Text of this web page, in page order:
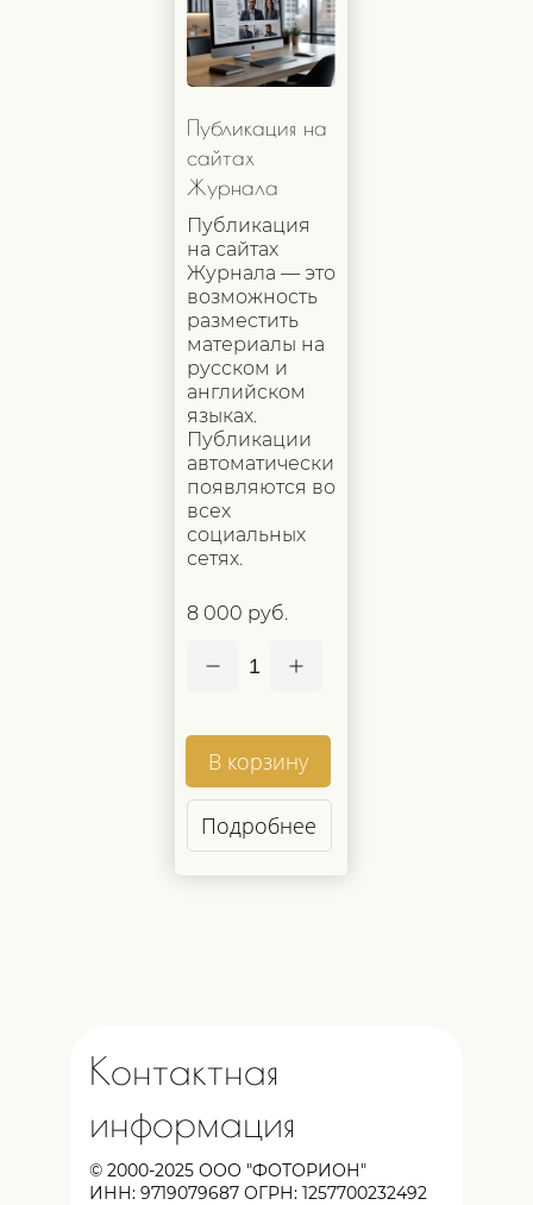
Публикация на
сайтах
Журнала
Публикация
на сайтах
Журнала — это
возможность
разместить
материалы на
русском и
английском
языках.
Публикации
автоматически
появляются во
всех
социальных
сетях.
8 000 руб.
1
В корзину
Подробнее
Контактная
информация
© 2000-2025 ООО "ФОТОРИОН"
ИНН: 9719079687 ОГРН: 1257700232492